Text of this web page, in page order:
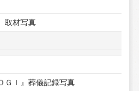
取材写真
ＧＩ』葬儀記録写真